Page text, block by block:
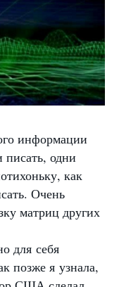
информации
писать, одни
как
Очень
матриц других
для себя
позже я узнала,